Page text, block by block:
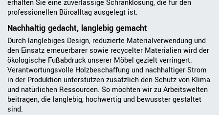
erhalten Sie eine zuverlässige Schranklösung, die für den
professionellen Büroalltag ausgelegt ist.
Nachhaltig gedacht, langlebig gemacht
Durch langlebiges Design, reduzierte Materialverwendung und
den Einsatz erneuerbarer sowie recycelter Materialien wird der
ökologische Fußabdruck unserer Möbel gezielt verringert.
Verantwortungsvolle Holzbeschaffung und nachhaltiger Strom
in der Produktion unterstützen zusätzlich den Schutz von Klima
und natürlichen Ressourcen. So möchten wir zu Arbeitswelten
beitragen, die langlebig, hochwertig und bewusster gestaltet
sind.